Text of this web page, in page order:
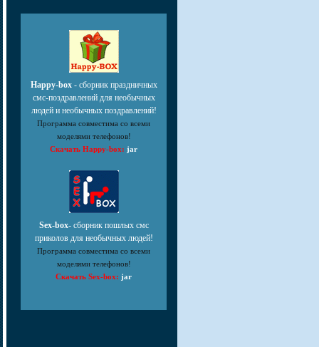
Happy-box - сборник праздничных
смс-поздравлений для необычных
людей и необычных поздравлений!
Программа совместима со всеми
моделями телефонов!
Скачать Happy-box: jar
Sex-box- сборник пошлых смс
приколов для необычных людей!
Программа совместима со всеми
моделями телефонов!
Скачать Sex-box: jar